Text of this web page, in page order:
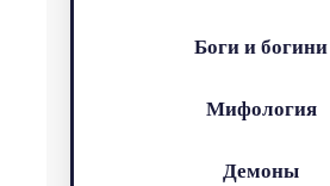
Боги и богини
Мифология
Демоны